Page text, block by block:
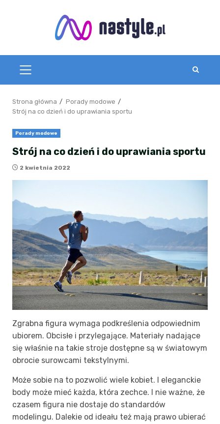
MENU
GŁÓWNE
Strona główna
Porady modowe
Strój na co dzień i do uprawiania sportu
Porady modowe
Strój na co dzień i do uprawiania sportu
2 kwietnia 2022
Zgrabna figura wymaga podkreślenia odpowiednim
ubiorem. Obcisłe i przylegające. Materiały nadające
się właśnie na takie stroje dostępne są w światowym
obrocie surowcami tekstylnymi.
Może sobie na to pozwolić wiele kobiet. I eleganckie
body może mieć każda, która zechce. I nie ważne, że
czasem figura nie dostaje do standardów
modelingu. Dalekie od ideału też mają prawo ubierać